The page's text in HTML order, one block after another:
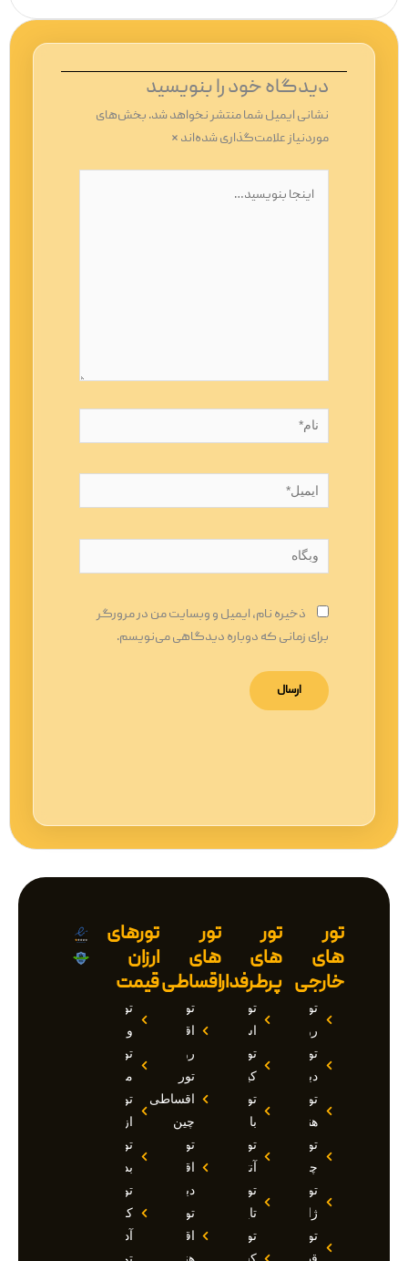
دیدگاه‌ خود را بنویسید
نشانی ایمیل شما منتشر نخواهد شد.بخش‌های
موردنیاز علامت‌گذاری شده‌اند*
بنویسید…
نام*
ایمیل*
وبگاه
ذخیره نام، ایمیل و وبسایت من در مرورگر
برای زمانی که دوباره دیدگاهی می‌نویسم.
تور
های
خارجی
تور
روسیه
تور
دبی
تور
هند
تور
چین
تور
ژاپن
تور
تور
های
پرطرفدار
تور
استانبول
تور
کیش
تور
بالی
تور
آنتالیا
تور
تایلند
تور
تور
های
اقساطی
تور
اقساطی
روسیه
تور
اقساطی
چین
تور
اقساطی
دبی
تور
اقساطی
تورهای
ارزان
قیمت
تور
وان
تور
مارماریس
تور
ازمیر
تور
بدروم
تور
کوش
آداسی